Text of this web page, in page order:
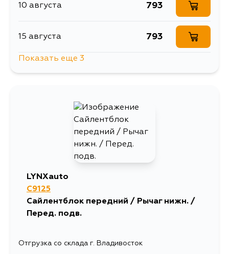
10 августа 793
15 августа 793
793
Показать еще 3
LYNXauto
C9125
Сайлентблок передний / Рычаг нижн. /
Перед. подв.
Отгрузка со склада г. Владивосток